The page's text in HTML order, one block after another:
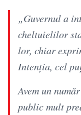
„Guvernul a
cheltuielilor
lor, chiar
Intenția, cel
Avem un
public mult